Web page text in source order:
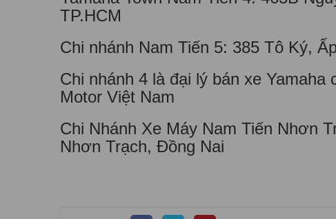
TP.HCM
Chi nhánh Nam Tiến 5: 385 Tô Ký,
Chi nhánh 4 là đại lý bán xe
Motor Việt Nam
Chi Nhánh Xe Máy Nam Tiến Nhơn
Nhơn Trạch, Đồng Nai